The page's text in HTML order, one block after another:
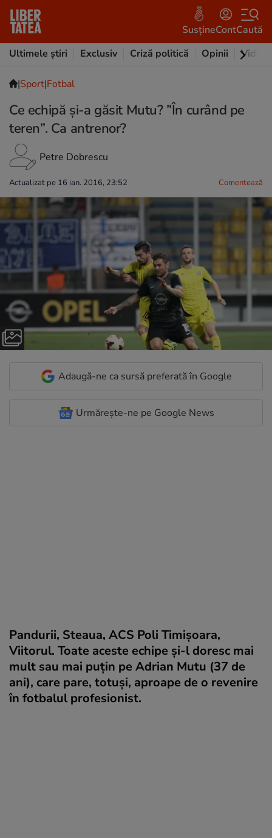
SusțineContCaută
Ultimele știri
Exclusiv Criză politică Opinii Video
|Sport|Fotbal
Ce echipă și-a găsit Mutu? ”În curând pe
teren”. Ca antrenor?
Petre Dobrescu
Actualizat pe 16 ian. 2016, 23:52 Comentează
Adaugă-ne ca sursă preferată în Google
Urmărește-ne pe Google News
Pandurii, Steaua, ACS Poli Timișoara,
Viitorul. Toate aceste echipe și-l doresc mai
mult sau mai puțin pe Adrian Mutu (37 de
ani), care pare, totuși, aproape de o revenire
în fotbalul profesionist.